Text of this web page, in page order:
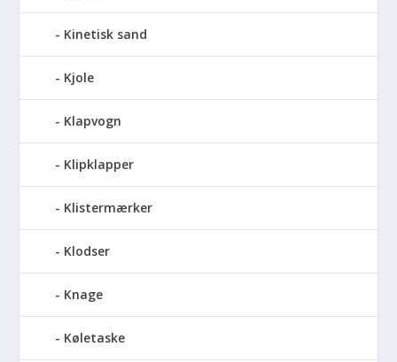
Kinetisk sand
Kjole
Klapvogn
Klipklapper
Klistermærker
Klodser
Knage
Køletaske